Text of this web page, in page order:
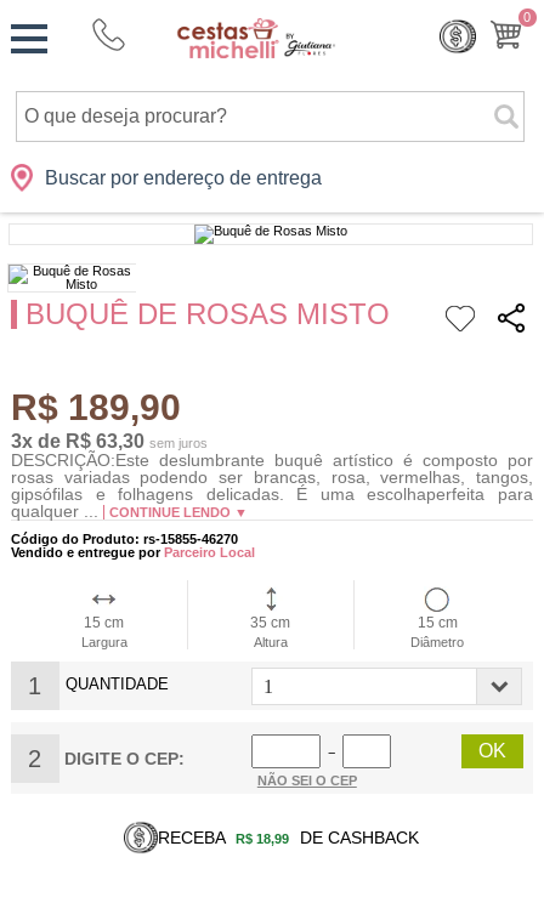
0
Buscar por endereço de entrega
Cidades Presentes Datas Shopping
Monte
sua
Cesta
BUQUÊ DE ROSAS MISTO
R$ 189,90
3x de R$ 63,30 sem juros
DESCRIÇÃO:Este deslumbrante buquê artístico é composto por
rosas variadas podendo ser brancas, rosa, vermelhas, tangos,
gipsófilas e folhagens delicadas. É uma escolhaperfeita para
qualquer ...
CONTINUE LENDO ▼
Código do Produto: rs-15855-46270
Vendido e entregue porParceiro Local
15 cm
Largura
35 cm
Altura
15 cm
Diâmetro
1 QUANTIDADE
2 DIGITE O CEP:
−
NÃO SEI O CEP
RECEBA R$ 18,99 DE CASHBACK